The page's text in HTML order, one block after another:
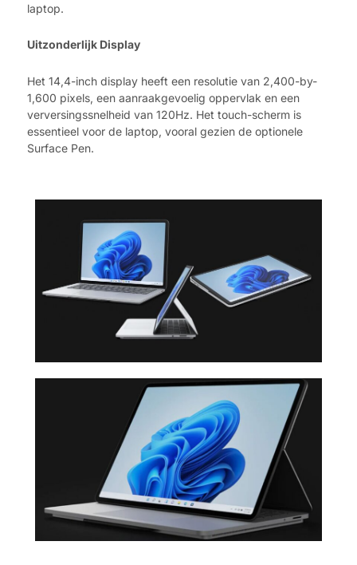
laptop.
Uitzonderlijk Display
Het 14,4-inch display heeft een resolutie van 2,400-by-
1,600 pixels, een aanraakgevoelig oppervlak en een
verversingssnelheid van 120Hz. Het touch-scherm is
essentieel voor de laptop, vooral gezien de optionele
Surface Pen.